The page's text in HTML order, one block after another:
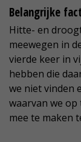
Belangrijke
Hitte- en
meewegen in
vierde keer in
hebben die
we niet vinden
waarvan we
mee te maken